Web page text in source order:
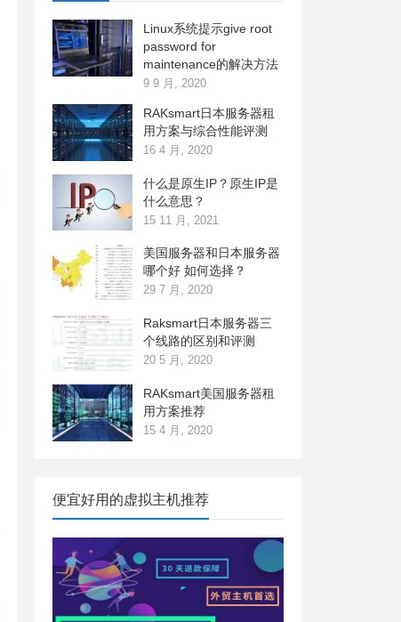
Linux系统提示give root
password for
maintenance的解决方法
9 9 月, 2020
RAKsmart日本服务器租
用方案与综合性能评测
16 4 月, 2020
什么是原生IP？原生IP是
什么意思？
15 11 月, 2021
美国服务器和日本服务器
哪个好 如何选择？
29 7 月, 2020
Raksmart日本服务器三
个线路的区别和评测
20 5 月, 2020
RAKsmart美国服务器租
用方案推荐
15 4 月, 2020
便宜好用的虚拟主机推荐